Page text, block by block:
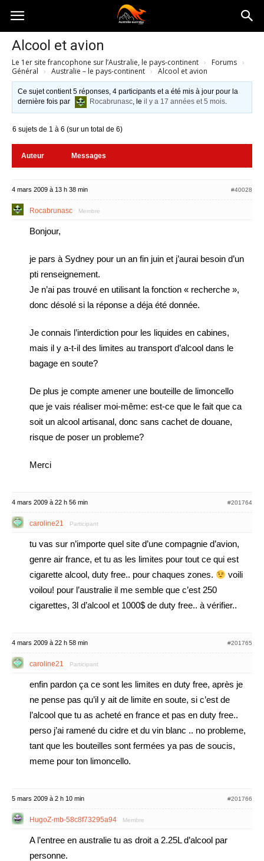
Australia-
australie.com
Alcool et avion
Le 1er site francophone sur l’Australie, le pays-continent › Forums ›
Général › Australie – le pays-continent › Alcool et avion
Ce sujet contient 5 réponses, 4 participants et a été mis à jour pour la
dernière fois par
Rocabrunasc, leil y a 17 années et 5 mois.
6 sujets de 1 à 6 (sur un total de 6)
Auteur Messages
4 mars 2009 à 13 h 38 min #40028
Rocabrunasc Membre
Bonjour,
je pars à Sydney pour un an fin juin et j’aurai besoin d’un
pti renseignement.
Je n’ai pas trouvé en utilisant la fonction « recherche »,
donc désolé si la réponse a déja été donnée.
Je connais l’interdiction pour les liquides en cabines,
mais il y a-t-il des limites au transport d’alcool dans le
bagage en soute?
De plus je compte amener une bouteille de limoncello
que je vais réaliser moi-même: est-ce que le fait que ca
soit un alcool artisanal, donc sans cachet de douane,
risque de poser un probleme?
Merci
4 mars 2009 à 22 h 56 min #201764
caroline21 Participant
tu vas sur n’importe quel site d’une compagnie d’avion,
genre air france, et tu as les limites pour tout ce qui est
cigarette alcool, duty free.. pour chaques zones.
voili
voilou! pour l’australie il me semble que c’est 250
cigarettes, 3l d’alcool et 1000$ de duty free.. à vérifier..
4 mars 2009 à 22 h 58 min #201765
caroline21 Participant
enfin pardon ça ce sont les limites en duty free, après je
ne pense pas qu’il y ait de limite en soute, si c’est de
l’alcool que tu as acheté en france et pas en duty free..
perso j’ai ramené du cidre et du vin blanc .. no probleme,
tant que les bouteilles sont fermées ya pas de soucis,
meme pour ton limoncello.
5 mars 2009 à 2 h 10 min #201766
HugoZ-mb-58c8f73295a94 Membre
A l’entree en australie tu as droit a 2.25L d’alcool par
personne.